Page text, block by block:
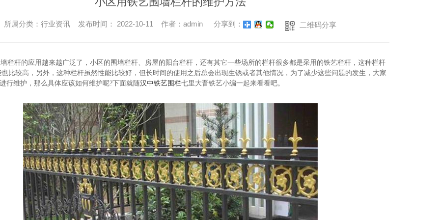
所属分类：行业资讯 发布时间： 2022-10-11 作者：admin 分享到： 二维码分享
栏杆的应用越来越广泛了，小区的围墙栏杆、房屋的阳台栏杆，还有其它一些场所的栏杆很多都是采用的铁艺栏杆，这种栏杆
比较高，另外，这种栏杆虽然性能比较好，但长时间的使用之后总会出现生锈或者其他情况，为了减少这些问题的发生，大家
行维护，那么具体应该如何维护呢?下面就随汉中铁艺围栏七里大晋铁艺小编一起来看看吧。